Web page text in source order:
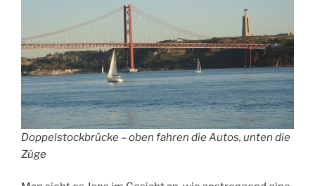
Doppelstockbrücke – oben fahren die Autos, unten die
Züge